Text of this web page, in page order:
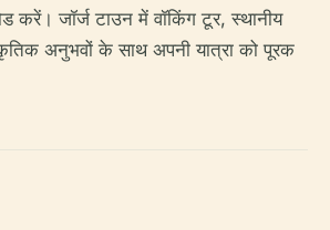
करें। जॉर्ज टाउन में वॉकिंग टूर, स्थानीय
अनुभवों के साथ अपनी यात्रा को पूरक